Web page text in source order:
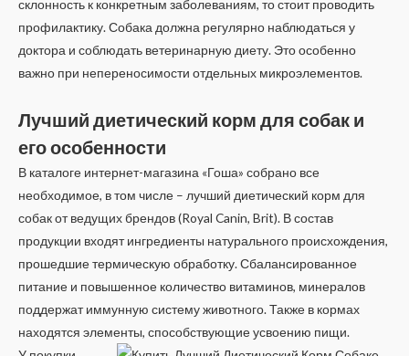
склонность к конкретным заболеваниям, то стоит проводить
профилактику. Собака должна регулярно наблюдаться у
доктора и соблюдать ветеринарную диету. Это особенно
важно при непереносимости отдельных микроэлементов.
Лучший диетический корм для собак и
его особенности
В каталоге интернет-магазина «Гоша» собрано все
необходимое, в том числе – лучший диетический корм для
собак от ведущих брендов (Royal Canin, Brit). В состав
продукции входят ингредиенты натурального происхождения,
прошедшие термическую обработку. Сбалансированное
питание и повышенное количество витаминов, минералов
поддержат иммунную систему животного. Также в кормах
находятся элементы, способствующие усвоению пищи.